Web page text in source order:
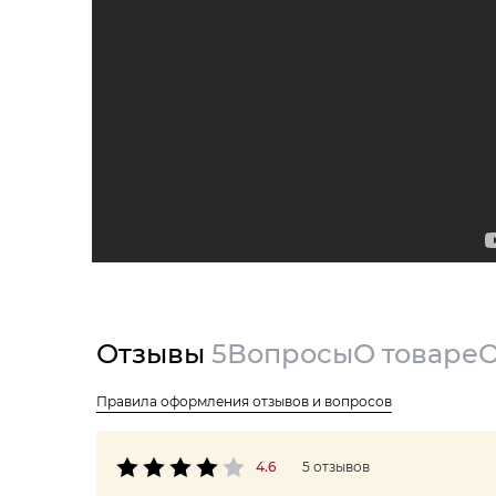
Отзывы 5ВопросыО товаре
Правила оформления отзывов и вопросов
4.6 5 отзывов